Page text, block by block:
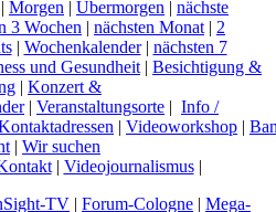
| Morgen | Übermorgen | nächste
3 Wochen | nächsten Monat | 2
| Wochenkalender| nächsten 7
und Gesundheit | Besichtigung &
| Konzert &
| Veranstaltungsorte | Info /
| Videoworkshop |
| Wir suchen
| Videojournalismus|
TV | Forum-Cologne | Mega-